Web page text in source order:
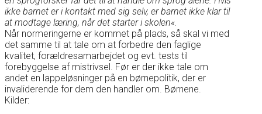
ikke barnet er i kontakt med sig selv, er barnet ikke klar til
at modtage læring, når det starter i skolen«.
Når normeringerne er kommet på plads, så skal vi med
det samme til at tale om at forbedre den faglige
kvalitet, forældresamarbejdet og evt. tests til
forebyggelse af mistrivsel. Før er der ikke tale om
andet en lappeløsninger på en børnepolitik, der er
invaliderende for dem den handler om. Børnene.
Kilder: